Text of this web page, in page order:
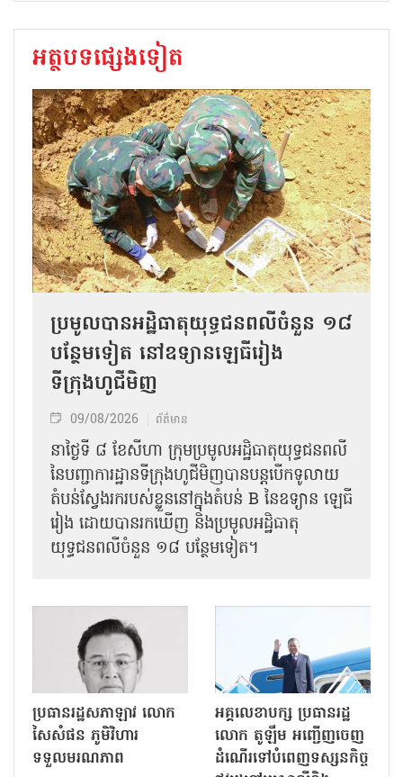
អត្ថបទផ្សេងទៀត
ប្រមូលបានអដ្ឋិធាតុយុទ្ធជនពលីចំនួន ១៨
បន្ថែមទៀត នៅឧទ្យានឡេធីរៀង
ទីក្រុងហូជីមិញ
09/08/2026 ព័ត៌មាន
នាថ្ងៃទី ៨ ខែសីហា ក្រុមប្រមូលអដ្ឋិធាតុយុទ្ធជនពលី
នៃបញ្ជាការដ្ឋានទីក្រុងហូជីមិញបានបន្តបើកទូលាយ
តំបន់ស្វែងរករបស់ខ្លួននៅក្នុងតំបន់ B នៃឧទ្យាន ឡេធី
រៀង ដោយបានរកឃើញ និងប្រមូលអដ្ឋិធាតុ
យុទ្ធជនពលីចំនួន ១៨ បន្ថែមទៀត។
ប្រធានរដ្ឋសភាឡាវ លោក
សៃសំផន ភូមិវិហារ
ទទួលមរណភាព
អគ្គលេខាបក្ស ប្រធានរដ្ឋ
លោក តូឡឹម អញ្ជើញចេញ
ដំណើរទៅបំពេញទស្សនកិច្ច